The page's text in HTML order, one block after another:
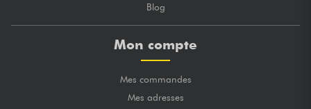
Blog
Mon compte
Mes commandes
Mes adresses